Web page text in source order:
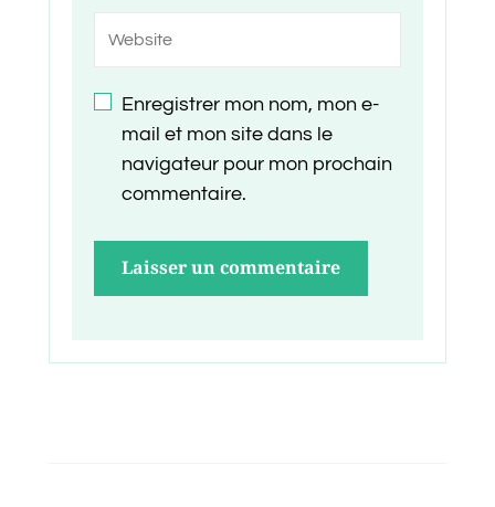
Enregistrer mon nom, mon e-
mail et mon site dans le
navigateur pour mon prochain
commentaire.